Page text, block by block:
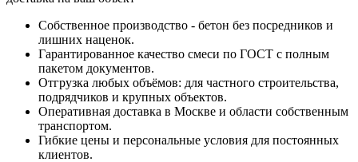
Собственное производство - бетон без посредников и
лишних наценок.
Гарантированное качество смеси по ГОСТ с полным
пакетом документов.
Отгрузка любых объёмов: для частного строительства,
подрядчиков и крупных объектов.
Оперативная доставка в Москве и области собственным
транспортом.
Гибкие цены и персональные условия для постоянных
клиентов.